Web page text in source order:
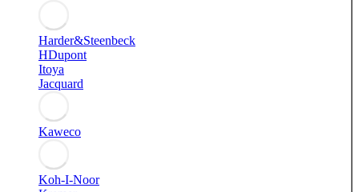
Harder&Steenbeck
HDupont
Itoya
Jacquard
Kaweco
Koh-I-Noor